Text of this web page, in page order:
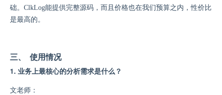
础。 ClkLog能提供完整源码，而且价格也在我们预算之内，性价比
是最高的。
三、 使用情况
1. 业务上最核心的分析需求是什么？
文老师：